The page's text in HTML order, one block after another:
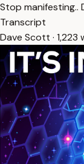
Stop manifesting..
Transcript
Dave Scott · 1,223